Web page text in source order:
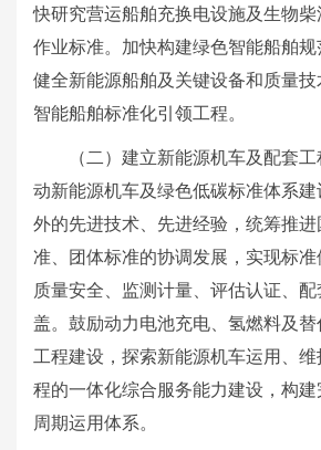
快研究营运船舶充换电设施及生物
作业标准。加快构建绿色智能船舶
健全新能源船舶及关键设备和质量
智能船舶标准化引领工程。
（二）建立新能源机车及配套
动新能源机车及绿色低碳标准体系
外的先进技术、先进经验，统筹推
准、团体标准的协调发展，实现标准
质量安全、监测计量、评估认证、
盖。鼓励动力电池充电、氢燃料及
工程建设，探索新能源机车运用、
程的一体化综合服务能力建设，构
周期运用体系。